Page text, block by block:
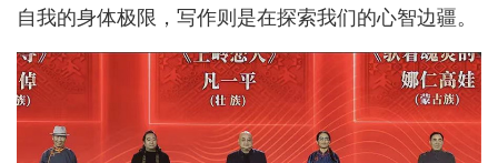
自我的身体极限，写作则是在探索我们的心智边疆。